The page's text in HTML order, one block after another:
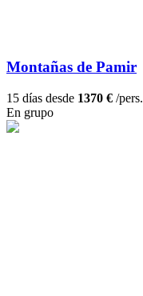
Montañas de Pamir
15 días desde 1370 € /pers.
En grupo